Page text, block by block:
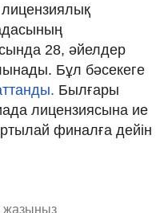
лицензиялық
28, әйелдер
Бұл бәсекеге
Былғары
лицензиясына ие
финалға дейін
жазыңыз